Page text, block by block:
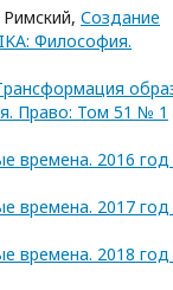
Создание
Философия.
Право: Том 51 № 1
времена. 2016 год
времена. 2017 год
времена. 2018 год